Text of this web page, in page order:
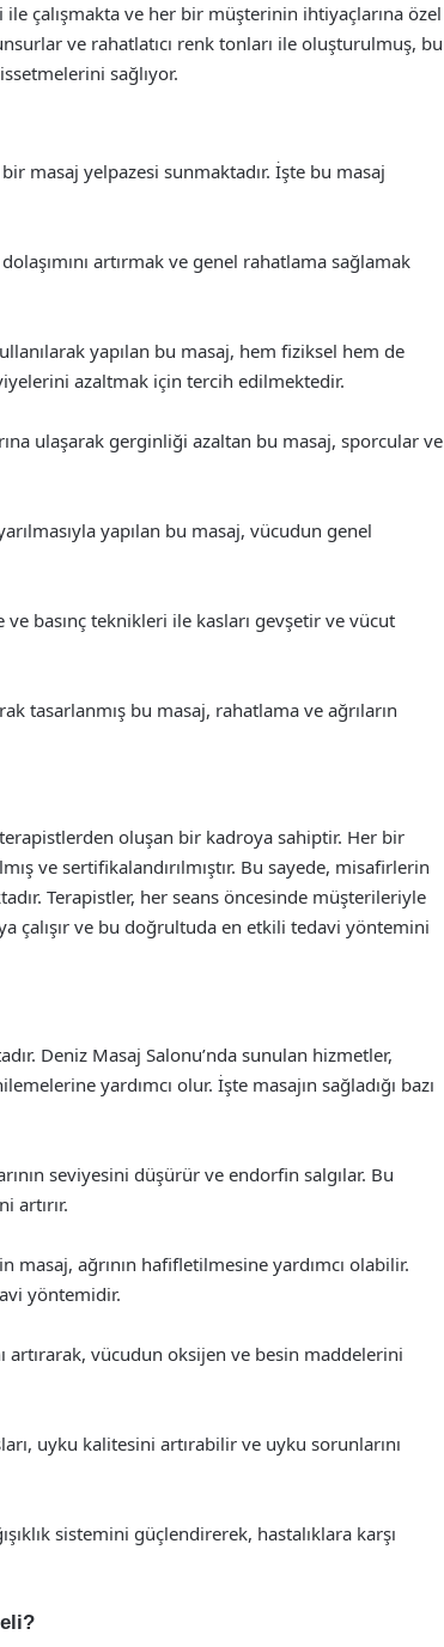
çalışmakta ve her bir müşterinin ihtiyaçlarına özel
ve rahatlatıcı renk tonları ile oluşturulmuş, bu
sağlıyor.
masaj yelpazesi sunmaktadır. İşte bu masaj
artırmak ve genel rahatlama sağlamak
yapılan bu masaj, hem fiziksel hem de
azaltmak için tercih edilmektedir.
ulaşarak gerginliği azaltan bu masaj, sporcular ve
yapılan bu masaj, vücudun genel
basınç teknikleri ile kasları gevşetir ve vücut
tasarlanmış bu masaj, rahatlama ve ağrıların
oluşan bir kadroya sahiptir. Her bir
ve sertifikalandırılmıştır. Bu sayede, misafirlerin
Terapistler, her seans öncesinde müşterileriyle
çalışır ve bu doğrultuda en etkili tedavi yöntemini
Deniz Masaj Salonu’nda sunulan hizmetler,
yardımcı olur. İşte masajın sağladığı bazı
seviyesini düşürür ve endorfin salgılar. Bu
artırır.
ağrının hafifletilmesine yardımcı olabilir.
yöntemidir.
artırarak, vücudun oksijen ve besin maddelerini
uyku kalitesini artırabilir ve uyku sorunlarını
sistemini güçlendirerek, hastalıklara karşı